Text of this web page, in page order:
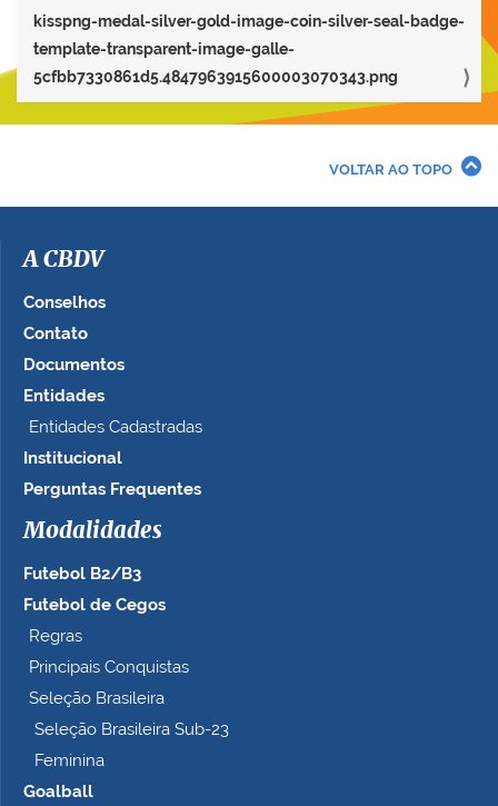
v
e
r
a
m
o
t
a
a
n
h
c
o
p
t
o
kisspng-medal-silver-gold-image-coin-silver-seal-badge-
template-transparent-image-galle-
5cfbb7330861d5.4847963915600003070343.png
VOLTAR AO TOPO
A CBDV
Conselhos
Contato
Documentos
Entidades
Entidades Cadastradas
Institucional
Perguntas Frequentes
Modalidades
Futebol B2/B3
Futebol de Cegos
Regras
Principais Conquistas
Seleção Brasileira
Seleção Brasileira Sub-23
Feminina
Goalball